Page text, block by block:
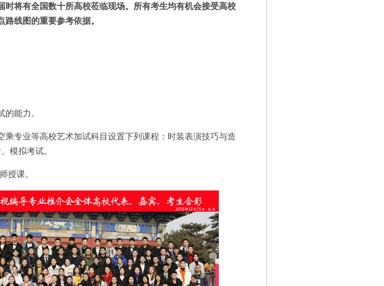
时将有全国数十所高校莅临现场。所有考生均有机会接受高校
线图的重要参考依据。
能力。
乘专业等高校艺术加试科目设置下列课程：时装表演技巧与造
模拟考试。
授课。